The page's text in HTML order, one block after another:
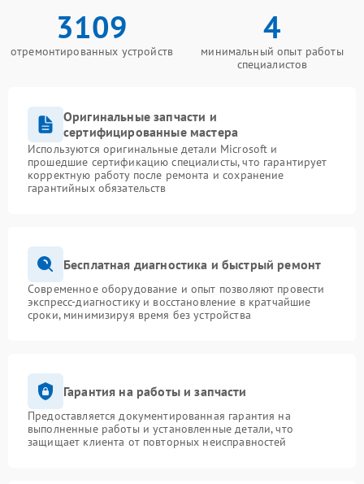
3109
отремонтированных устройств
4
минимальный опыт работы
специалистов
Оригинальные запчасти и
сертифицированные мастера
Используются оригинальные детали Microsoft и
прошедшие сертификацию специалисты, что гарантирует
корректную работу после ремонта и сохранение
гарантийных обязательств
Бесплатная диагностика и быстрый ремонт
Современное оборудование и опыт позволяют провести
экспресс-диагностику и восстановление в кратчайшие
сроки, минимизируя время без устройства
Гарантия на работы и запчасти
Предоставляется документированная гарантия на
выполненные работы и установленные детали, что
защищает клиента от повторных неисправностей